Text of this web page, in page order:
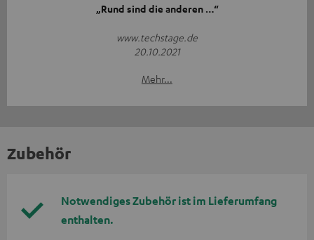
„Rund sind die anderen …“
www.techstage.de
20.10.2021
Mehr...
Zubehör
Notwendiges Zubehör ist im Lieferumfang
enthalten.